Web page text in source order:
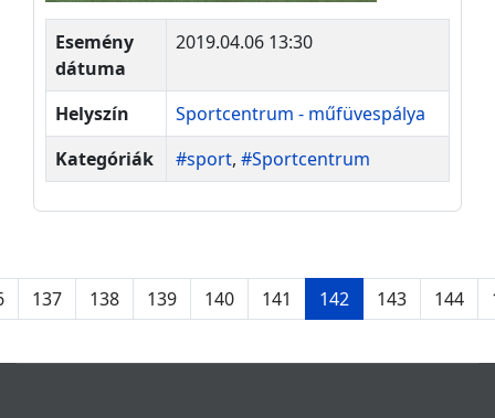
Esemény
dátuma
2019.04.06 13:30
Helyszín
Sportcentrum - műfüvespálya
Kategóriák
#sport, #Sportcentrum
137 138 139 140 141 142 143 144